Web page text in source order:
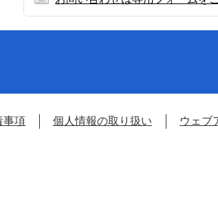
事項 個人情報の取り扱い ウェブ